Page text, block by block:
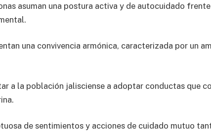
asuman una postura activa y de autocuidado
una convivencia armónica, caracterizada por un
a la población jalisciense a adoptar conductas que
de sentimientos y acciones de cuidado mutuo